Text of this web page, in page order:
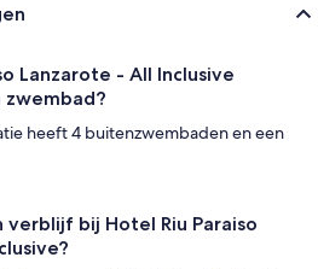
Lanzarote - All Inclusive
zwembad?
heeft 4 buitenzwembaden en een
verblijf bij Hotel Riu Paraiso